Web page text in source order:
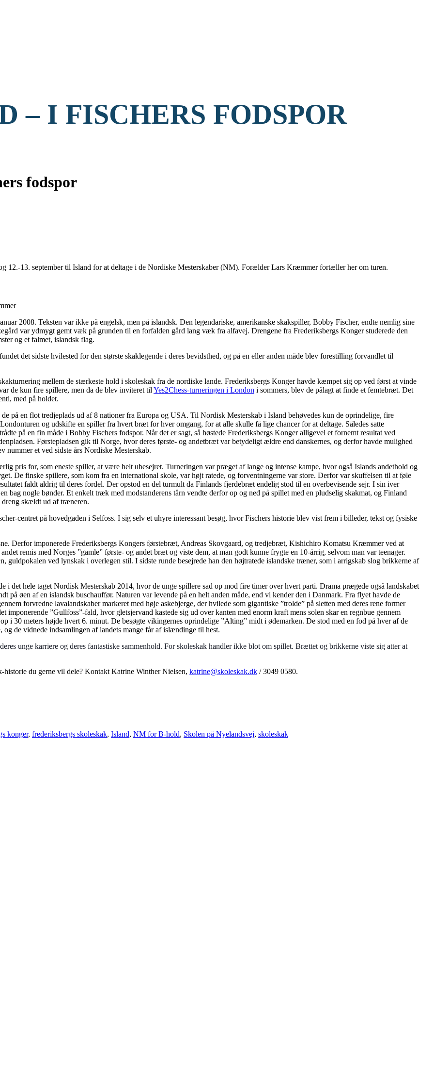
– I FISCHERS FODSPOR
fodspor
12.-13. september til Island for at deltage i de Nordiske Mesterskaber (NM). Forælder Lars Kræmmer fortæller her om turen.
2008. Teksten var ikke på engelsk, men på islandsk. Den legendariske, amerikanske skakspiller, Bobby Fischer, endte nemlig sine
var ydmygt gemt væk på grunden til en forfalden gård lang væk fra alfavej. Drengene fra Frederiksbergs Konger studerede den
og et falmet, islandsk flag.
det sidste hvilested for den største skaklegende i deres bevidsthed, og på en eller anden måde blev forestilling forvandlet til
mellem de stærkeste hold i skoleskak fra de nordiske lande. Frederiksbergs Konger havde kæmpet sig op ved først at vinde
de kun fire spillere, men da de blev inviteret til Yes2Chess-turneringen i London i sommers, blev de pålagt at finde et femtebræt. Det
med på holdet.
de på en flot tredjeplads ud af 8 nationer fra Europa og USA. Til Nordisk Mesterskab i Island behøvedes kun de oprindelige, fire
og udskifte en spiller fra hvert bræt for hver omgang, for at alle skulle få lige chancer for at deltage. Således satte
på en fin måde i Bobby Fischers fodspor. Når det er sagt, så høstede Frederiksbergs Konger alligevel et fornemt resultat ved
Førstepladsen gik til Norge, hvor deres første- og andetbræt var betydeligt ældre end danskernes, og derfor havde mulighed
nummer et ved sidste års Nordiske Mesterskab.
pris for, som eneste spiller, at være helt ubesejret. Turneringen var præget af lange og intense kampe, hvor også Islands andethold og
De finske spillere, som kom fra en international skole, var højt ratede, og forventningerne var store. Derfor var skuffelsen til at føle
faldt aldrig til deres fordel. Der opstod en del turmult da Finlands fjerdebræt endelig stod til en overbevisende sejr. I sin iver
bag nogle bønder. Et enkelt træk med modstanderens tårn vendte derfor op og ned på spillet med en pludselig skakmat, og Finland
dreng skældt ud af træneren.
centret på hovedgaden i Selfoss. I sig selv et uhyre interessant besøg, hvor Fischers historie blev vist frem i billeder, tekst og fysiske
Derfor imponerede Frederiksbergs Kongers førstebræt, Andreas Skovgaard, og tredjebræt, Kishichiro Komatsu Kræmmer ved at
remis med Norges ”gamle” første- og andet bræt og viste dem, at man godt kunne frygte en 10-årrig, selvom man var teenager.
guldpokalen ved lynskak i overlegen stil. I sidste runde besejrede han den højtratede islandske træner, som i arrigskab slog brikkerne af
i det hele taget Nordisk Mesterskab 2014, hvor de unge spillere sad op mod fire timer over hvert parti. Drama prægede også landskabet
på øen af en islandsk buschauffør. Naturen var levende på en helt anden måde, end vi kender den i Danmark. Fra flyet havde de
forvredne lavalandskaber markeret med høje askebjerge, der hvilede som gigantiske ”trolde” på sletten med deres rene former
imponerende ”Gullfoss”-fald, hvor gletsjervand kastede sig ud over kanten med enorm kraft mens solen skar en regnbue gennem
i 30 meters højde hvert 6. minut. De besøgte vikingernes oprindelige ”Alting” midt i ødemarken. De stod med en fod på hver af de
og de vidnede indsamlingen af landets mange får af islændinge til hest.
unge karriere og deres fantastiske sammenhold. For skoleskak handler ikke blot om spillet. Brættet og brikkerne viste sig atter at
historie du gerne vil dele? Kontakt Katrine Winther Nielsen, katrine@skoleskak.dk / 3049 0580.
konger, frederiksbergs skoleskak, Island, NM for B-hold, Skolen på Nyelandsvej, skoleskak